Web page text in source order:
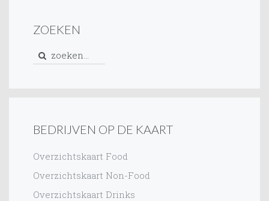
ZOEKEN
BEDRIJVEN OP DE KAART
Overzichtskaart Food
Overzichtskaart Non-Food
Overzichtskaart Drinks